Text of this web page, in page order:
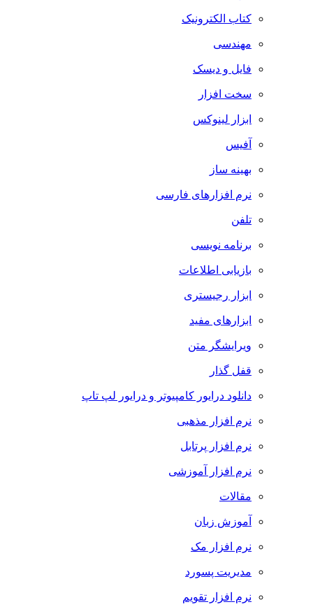
کتاب الکترونیک
مهندسی
فایل و دیسک
سخت افزار
ابزار لینوکس
آفیس
بهینه ساز
نرم افزارهای فارسی
تلفن
برنامه نویسی
بازیابی اطلاعات
ابزار رجیستری
ابزارهای مفید
ویرایشگر متن
قفل گذار
دانلود درایور کامپیوتر و درایور لپ تاپ
نرم افزار مذهبی
نرم افزار پرتابل
نرم افزار آموزشی
مقالات
آموزش زبان
نرم افزار مک
مدیریت پسورد
نرم افزار تقویم